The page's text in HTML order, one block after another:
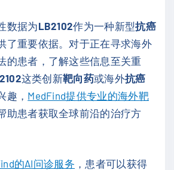
数据为LB2102作为一种新型抗癌
了重要依据。对于正在寻求海外
的患者，了解这些信息至关重
这类创新靶向药或海外抗癌
趣， MedFind提供专业的海外靶
助患者获取全球前沿的治疗方
的AI问诊服务 ，患者可以获得